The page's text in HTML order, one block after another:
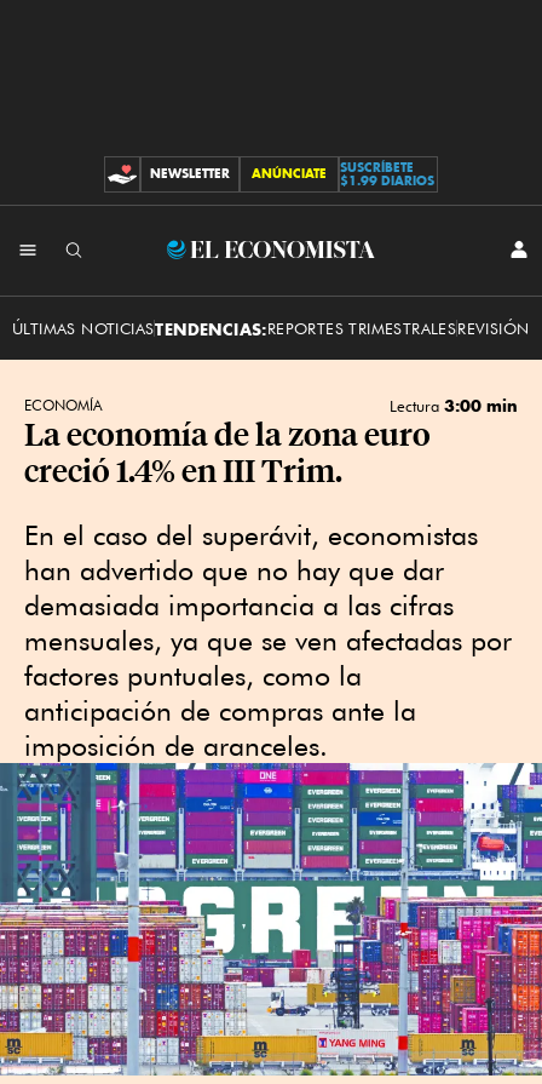
CONTRIBUCIONES
NEWSLETTER ANÚNCIATE
SUSCRÍBETE
$1.99 DIARIOS
El
ÚLTIMAS NOTICIASTENDENCIAS:REPORTES TRIMESTRALESREVISIÓN
ECONOMÍA Lectura 3:00 min
La economía de la zona euro
creció 1.4% en III Trim.
En el caso del superávit, economistas
han advertido que no hay que dar
demasiada importancia a las cifras
mensuales, ya que se ven afectadas por
factores puntuales, como la
anticipación de compras ante la
imposición de aranceles.